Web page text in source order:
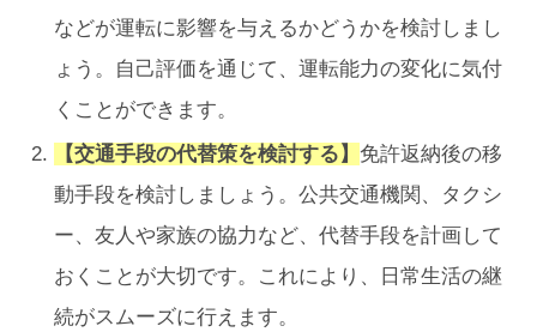
などが運転に影響を与えるかどうかを検討しまし
ょう。自己評価を通じて、運転能力の変化に気付
くことができます。
【交通手段の代替策を検討する】 免許返納後の移
動手段を検討しましょう。公共交通機関、タクシ
ー、友人や家族の協力など、代替手段を計画して
おくことが大切です。これにより、日常生活の継
続がスムーズに行えます。